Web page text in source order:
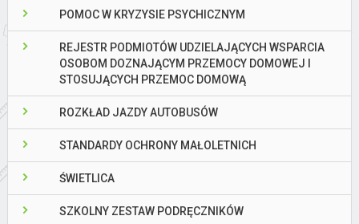
POMOC W KRYZYSIE PSYCHICZNYM
REJESTR PODMIOTÓW UDZIELAJĄCYCH WSPARCIA
OSOBOM DOZNAJĄCYM PRZEMOCY DOMOWEJ I
STOSUJĄCYCH PRZEMOC DOMOWĄ
ROZKŁAD JAZDY AUTOBUSÓW
STANDARDY OCHRONY MAŁOLETNICH
ŚWIETLICA
SZKOLNY ZESTAW PODRĘCZNIKÓW